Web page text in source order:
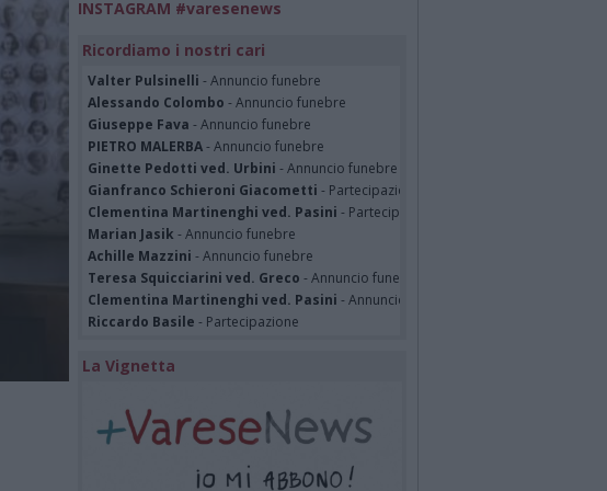
INSTAGRAM #varesenews
Ricordiamo i nostri cari
Valter Pulsinelli - Annuncio funebre
Alessando Colombo - Annuncio funebre
Giuseppe Fava - Annuncio funebre
PIETRO MALERBA- Annuncio funebre
Ginette Pedotti ved. Urbini - Annuncio funebre
Gianfranco Schieroni Giacometti - Partecipazione
Clementina Martinenghi ved. Pasini - Partecipazione
Marian Jasik - Annuncio funebre
Achille Mazzini - Annuncio funebre
Teresa Squicciarini ved. Greco - Annuncio funebre
Clementina Martinenghi ved. Pasini - Annuncio funebre
Riccardo Basile - Partecipazione
La Vignetta